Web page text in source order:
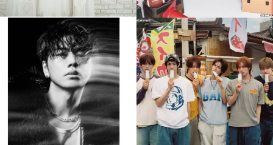
musicjapantv
💡8月特番放送決定！
...
8月 4
90 0
musicjapantv
💡8月特番放送決定！
...
8月 4
5 0